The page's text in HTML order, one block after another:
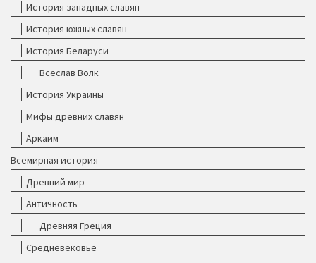
История западных славян
История южных славян
История Беларуси
Всеслав Волк
История Украины
Мифы древних славян
Аркаим
Всемирная история
Древний мир
Античность
Древняя Греция
Средневековье